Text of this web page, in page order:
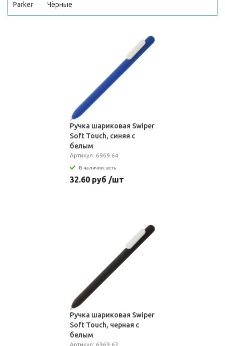
Parker Чёрные
Ручка шариковая Swiper
Soft Touch, синяя с
белым
Артикул: 6969.64
В наличии: есть
32.60 руб /шт
Ручка шариковая Swiper
Soft Touch, черная с
белым
Артикул: 6969.63